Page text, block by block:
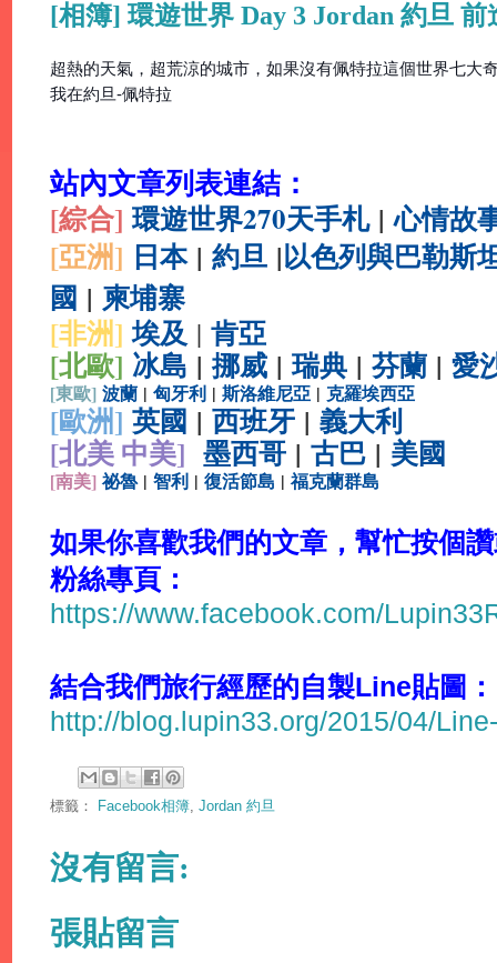
[相簿] 環遊世界 Day 3 Jordan 約旦 前
超熱的天氣，超荒涼的城市，如果沒有佩特拉這個世界七大
我在約旦-佩特拉
站內文章列表連結：
[綜合] 環遊世界270天手札|心情故
[亞洲] 日本 | 約旦 |以色列與巴勒斯
國 | 柬埔寨
[非洲]埃及 | 肯亞
[北歐] 冰島 | 挪威 | 瑞典 | 芬蘭 | 愛
[東歐] 波蘭 | 匈牙利 | 斯洛維尼亞 | 克羅埃西亞
[歐洲] 英國 | 西班牙 | 義大利
[北美 中美] 墨西哥 | 古巴 | 美國
[南美] 祕魯 | 智利 | 復活節島 | 福克蘭群島
如果你喜歡我們的文章，幫忙按個
粉絲專頁：
https://www.facebook.com/
結合我們旅行經歷的自製Line貼圖：
http://blog.lupin33.org/2015/04/
標籤： Facebook相簿 Jordan 約旦
沒有留言:
張貼留言